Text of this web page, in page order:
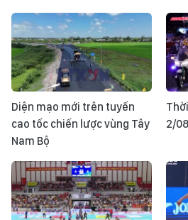
Diện mạo mới trên tuyến
cao tốc chiến lược vùng Tây
Nam Bộ
2/08